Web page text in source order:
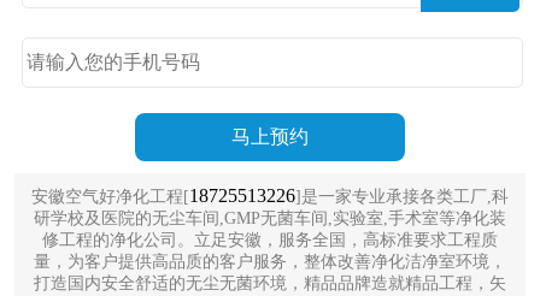
安徽空气好净化工程[18725513226]是一家专业承接各类工厂,科
研学校及医院的无尘车间,GMP无菌车间,实验室,手术室等净化装
修工程的净化公司。立足安徽，服务全国，高标准要求工程质
量，为客户提供高品质的客户服务，整体改善净化洁净室环境，
打造国内安全舒适的无尘无菌环境，精品品牌造就精品工程，矢